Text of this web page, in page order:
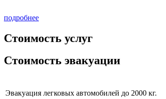
подробнее
Стоимость услуг
Стоимость эвакуации
Эвакуация легковых автомобилей до 2000 кг.